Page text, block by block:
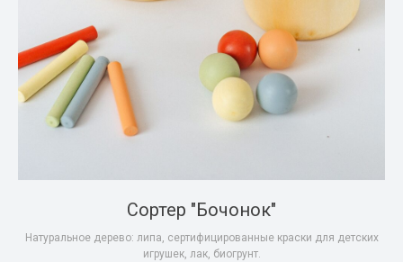
Сортер "Бочонок"
Натуральное дерево: липа, сертифицированные краски для детских
игрушек, лак, биогрунт.